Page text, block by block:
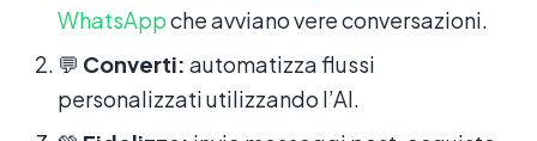
WhatsAppche avviano vere conversazioni.
💬 Converti: automatizza flussi
personalizzati utilizzando l’AI.